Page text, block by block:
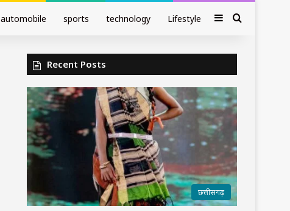
automobile sports technology Lifestyle SidebarSearch
Recent Posts
छत्तीसगढ़